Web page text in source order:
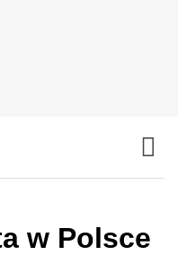
w Polsce